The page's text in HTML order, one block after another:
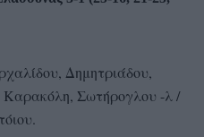
Δημητριάδου,
Καρακόλη, Σωτήρογλου -λ /